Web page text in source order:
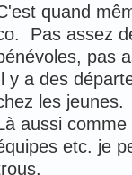
quand
Pas assez
pas
y a des
les jeunes.
aussi
etc. je